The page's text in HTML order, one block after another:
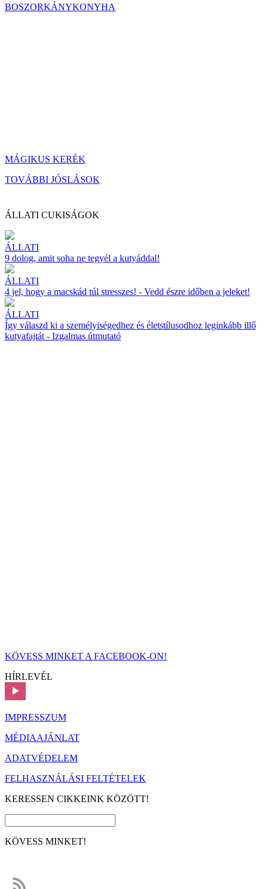
BOSZORKÁNYKONYHA
MÁGIKUS KERÉK
TOVÁBBI JÓSLÁSOK
ÁLLATI CUKISÁGOK
ÁLLATI
9 dolog, amit soha ne tegyél a kutyáddal!
ÁLLATI
4 jel, hogy a macskád túl stresszes! - Vedd észre időben a jeleket!
ÁLLATI
Így válaszd ki a személyiségedhez és életstílusodhoz leginkább illő
kutyafajtát - Izgalmas útmutató
KÖVESS MINKET A FACEBOOK-ON!
HÍRLEVÉL
IMPRESSZUM
MÉDIAAJÁNLAT
ADATVÉDELEM
FELHASZNÁLÁSI FELTÉTELEK
KERESSEN CIKKEINK KÖZÖTT!
KÖVESS MINKET!